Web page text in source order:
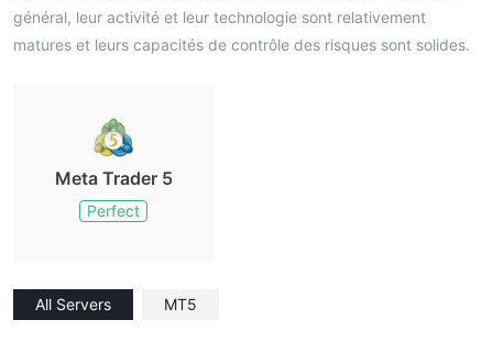
général, leur activité et leur technologie sont relativement
matures et leurs capacités de contrôle des risques sont solides.
Meta Trader 5
Perfect
All Servers MT5